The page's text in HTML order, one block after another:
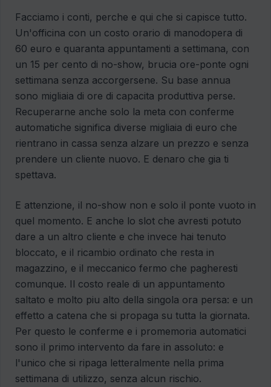
Facciamo i conti, perche e qui che si capisce tutto.
Un'officina con un costo orario di manodopera di
60 euro e quaranta appuntamenti a settimana, con
un 15 per cento di no-show, brucia ore-ponte ogni
settimana senza accorgersene. Su base annua
sono migliaia di ore di capacita produttiva perse.
Recuperarne anche solo la meta con conferme
automatiche significa diverse migliaia di euro che
rientrano in cassa senza alzare un prezzo e senza
prendere un cliente nuovo. E denaro che gia ti
spettava.
E attenzione, il no-show non e solo il ponte vuoto in
quel momento. E anche lo slot che avresti potuto
dare a un altro cliente e che invece hai tenuto
bloccato, e il ricambio ordinato che resta in
magazzino, e il meccanico fermo che pagheresti
comunque. Il costo reale di un appuntamento
saltato e molto piu alto della singola ora persa: e un
effetto a catena che si propaga su tutta la giornata.
Per questo le conferme e i promemoria automatici
sono il primo intervento da fare in assoluto: e
l'unico che si ripaga letteralmente nella prima
settimana di utilizzo, senza alcun rischio.